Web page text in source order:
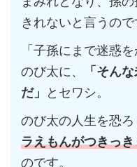
きれないと言うので
「子孫にまで迷惑
のび太に、
「そん
だ」
とセワシ。
のび太の人生を恐ろ
ラえもんがつきっ
のです。